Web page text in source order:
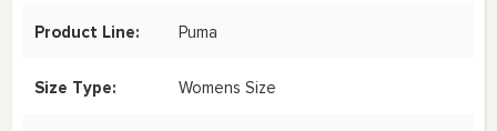
Product Line: Puma
Size Type: Womens Size